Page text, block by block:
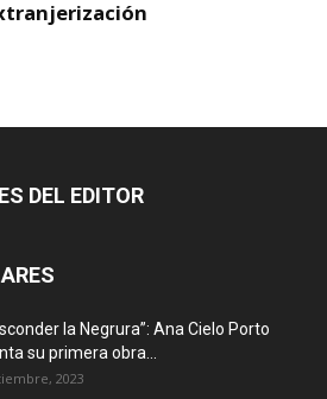
DEL EDITOR
la Negrura”: Ana Cielo Porto
su primera obra...
2023